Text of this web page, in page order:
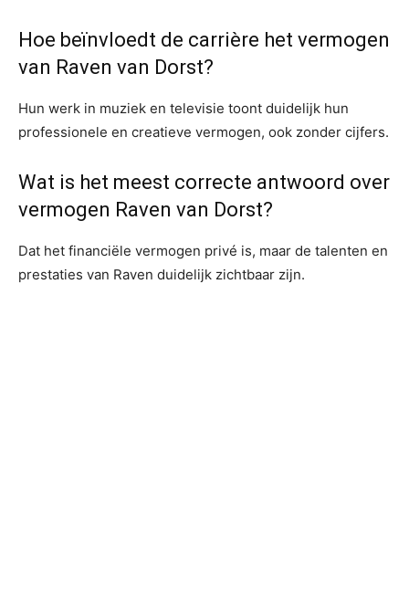
Hoe beïnvloedt de carrière het vermogen
van Raven van Dorst?
Hun werk in muziek en televisie toont duidelijk hun
professionele en creatieve vermogen, ook zonder cijfers.
Wat is het meest correcte antwoord over
vermogen Raven van Dorst?
Dat het financiële vermogen privé is, maar de talenten en
prestaties van Raven duidelijk zichtbaar zijn.